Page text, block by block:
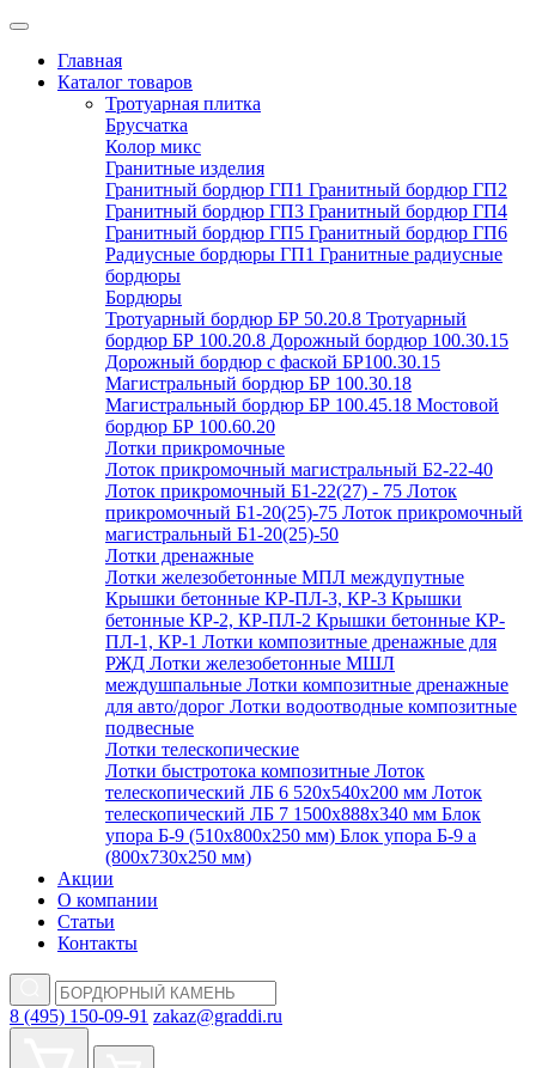
Главная
Каталог товаров
Тротуарная плитка
Брусчатка
Колор микс
Гранитные изделия
Гранитный бордюр ГП1 Гранитный бордюр ГП2
Гранитный бордюр ГП3 Гранитный бордюр ГП4
Гранитный бордюр ГП5 Гранитный бордюр ГП6
Радиусные бордюры ГП1 Гранитные радиусные
бордюры
Бордюры
Тротуарный бордюр БР 50.20.8 Тротуарный
бордюр БР 100.20.8 Дорожный бордюр 100.30.15
Дорожный бордюр с фаской БР100.30.15
Магистральный бордюр БР 100.30.18
Магистральный бордюр БР 100.45.18 Мостовой
бордюр БР 100.60.20
Лотки прикромочные
Лоток прикромочный магистральный Б2-22-40
Лоток прикромочный Б1-22(27) - 75 Лоток
прикромочный Б1-20(25)-75 Лоток прикромочный
магистральный Б1-20(25)-50
Лотки дренажные
Лотки железобетонные МПЛ междупутные
Крышки бетонные КР-ПЛ-3, КР-3 Крышки
бетонные КР-2, КР-ПЛ-2 Крышки бетонные КР-
ПЛ-1, КР-1 Лотки композитные дренажные для
РЖД Лотки железобетонные МШЛ
междушпальные Лотки композитные дренажные
для авто/дорог Лотки водоотводные композитные
подвесные
Лотки телескопические
Лотки быстротока композитные Лоток
телескопический ЛБ 6 520х540х200 мм Лоток
телескопический ЛБ 7 1500х888х340 мм Блок
упора Б-9 (510х800х250 мм) Блок упора Б-9 а
(800х730х250 мм)
Акции
О компании
Статьи
Контакты
8 (495) 150-09-91 zakaz@graddi.ru